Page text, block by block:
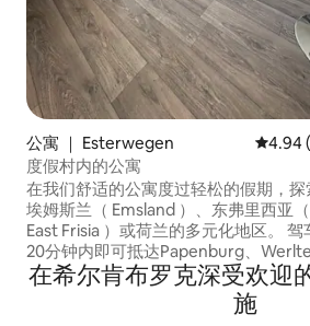
公寓 ｜ Esterwegen 平均评
4.94
度假村内的公寓
在我们舒适的公寓度过轻松的假期，探
埃姆斯兰（ Emsland ）、东弗里西亚（
East Frisia ）或荷兰的多元化地区。 驾
20分钟内即可抵达Papenburg、
Friesoythe和Sögel。 一个多小时即可
北海。 埃斯特韦根（ Esterwegen ）是美
丽的北胡姆林（ Nordhümmling ）的度
在希尔肯布罗克深受欢迎
施